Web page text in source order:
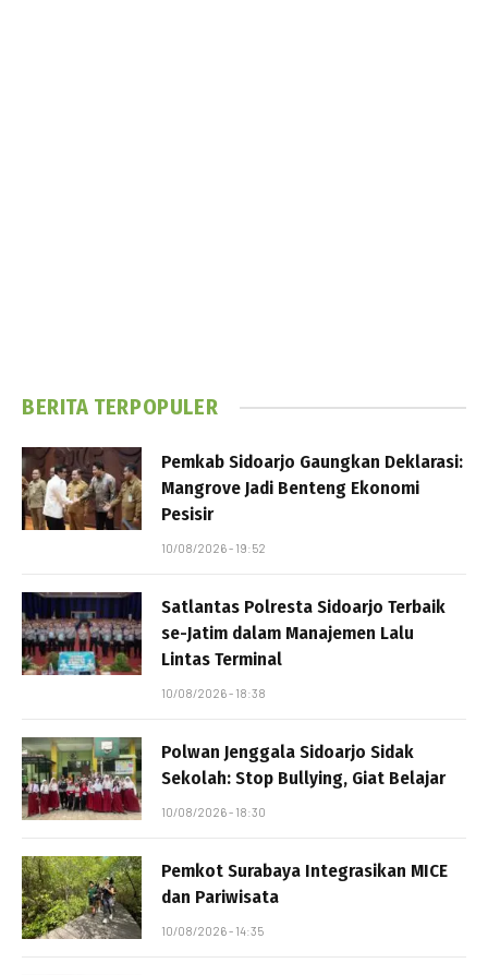
BERITA TERPOPULER
Pemkab Sidoarjo Gaungkan Deklarasi:
Mangrove Jadi Benteng Ekonomi
Pesisir
10/08/2026 - 19:52
Satlantas Polresta Sidoarjo Terbaik
se-Jatim dalam Manajemen Lalu
Lintas Terminal
10/08/2026 - 18:38
Polwan Jenggala Sidoarjo Sidak
Sekolah: Stop Bullying, Giat Belajar
10/08/2026 - 18:30
Pemkot Surabaya Integrasikan MICE
dan Pariwisata
10/08/2026 - 14:35